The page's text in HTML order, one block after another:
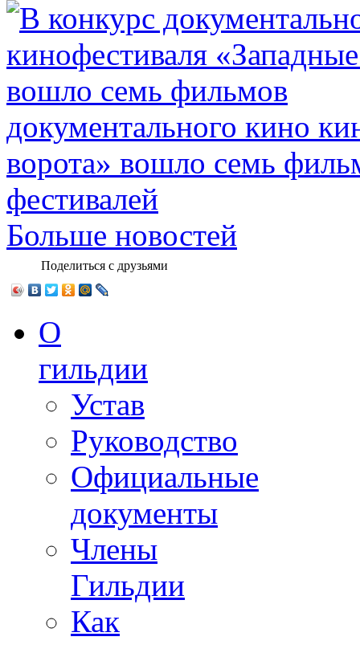
документального кино
ворота» вошло семь
фестивалей
Больше новостей
Поделиться с друзьями
О
гильдии
Устав
Руководство
Официальные
документы
Члены
Гильдии
Как